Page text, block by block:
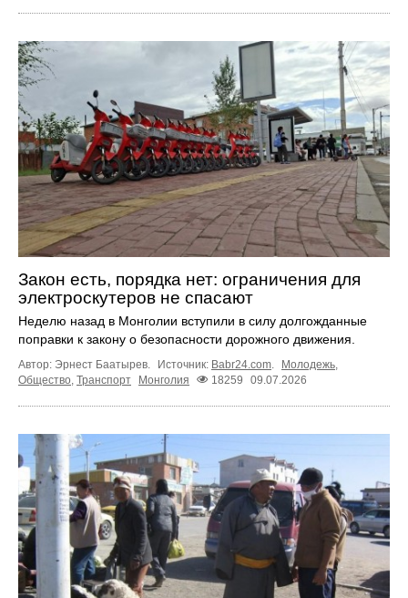
Закон есть, порядка нет: ограничения для
электроскутеров не спасают
Неделю назад в Монголии вступили в силу долгожданные
поправки к закону о безопасности дорожного движения.
Автор: Эрнест Баатырев. Источник: Babr24.com Молодежь
Общество Транспорт Монголия 18259 09.07.2026